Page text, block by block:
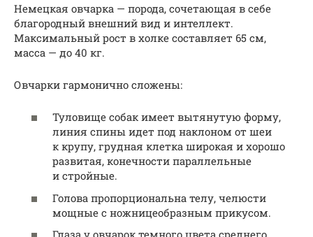
Немецкая овчарка — порода, сочетающая в себе
благородный внешний вид и интеллект.
Максимальный рост в холке составляет 65 см,
масса — до 40 кг.
Овчарки гармонично сложены:
Туловище собак имеет вытянутую форму,
линия спины идет под наклоном от шеи
к крупу, грудная клетка широкая и хорошо
развитая, конечности параллельные
и стройные.
Голова пропорциональна телу, челюсти
мощные с ножницеобразным прикусом.